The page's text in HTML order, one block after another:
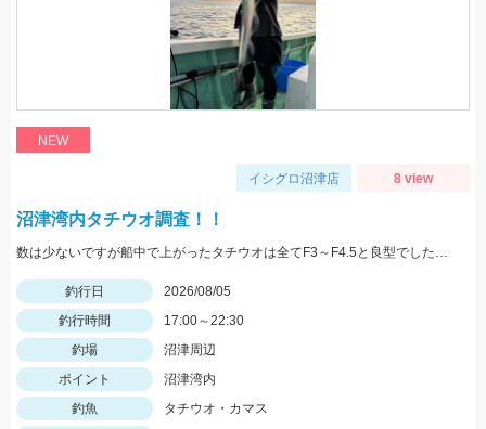
NEW
イシグロ沼津店 8 view
沼津湾内タチウオ調査！！
数は少ないですが船中で上がったタチウオは全てF3～F4.5と良型でした！ ベイトは多くて雰囲気はあったので群れが来ればタチウオ祭り始まりそうです！！
釣行日
2026/08/05
釣行時間
17:00～22:30
釣場
沼津周辺
ポイント
沼津湾内
釣魚
タチウオ・カマス